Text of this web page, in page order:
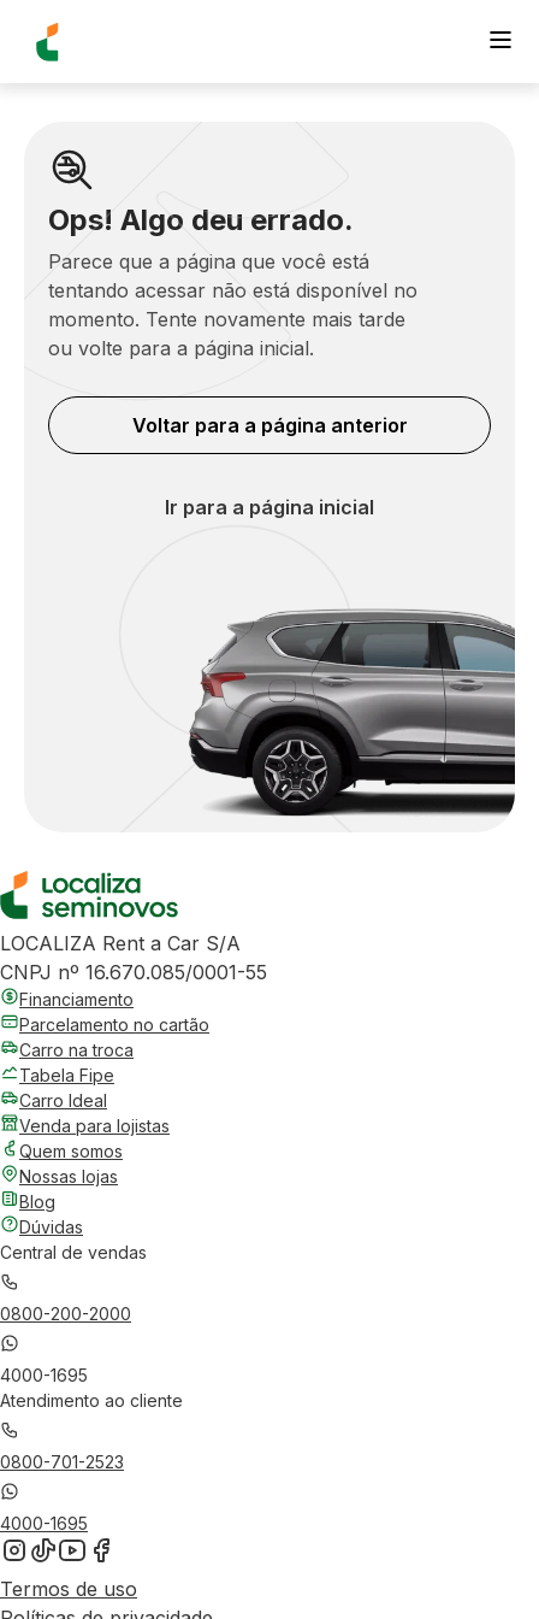
Ops! Algo deu errado.
Parece que a página que você está
tentando acessar não está disponível no
momento. Tente novamente mais tarde
ou volte para a página inicial.
Voltar para a página anterior
Ir para a página inicial
LOCALIZA Rent a Car S/A
CNPJ nº 16.670.085/0001-55
Financiamento
Parcelamento no cartão
Carro na troca
Tabela Fipe
Carro Ideal
Venda para lojistas
Quem somos
Nossas lojas
Blog
Dúvidas
Central de vendas
0800-200-2000
4000-1695
Atendimento ao cliente
0800-701-2523
4000-1695
Termos de uso